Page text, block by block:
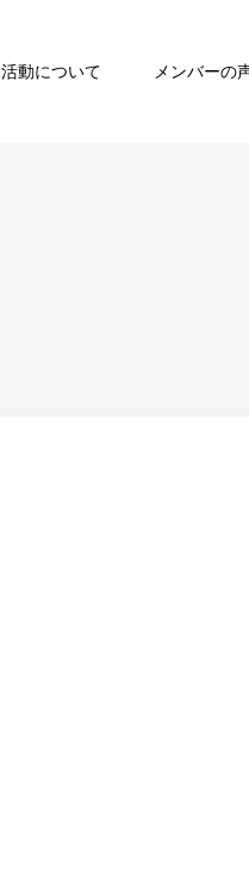
活動について メンバーの